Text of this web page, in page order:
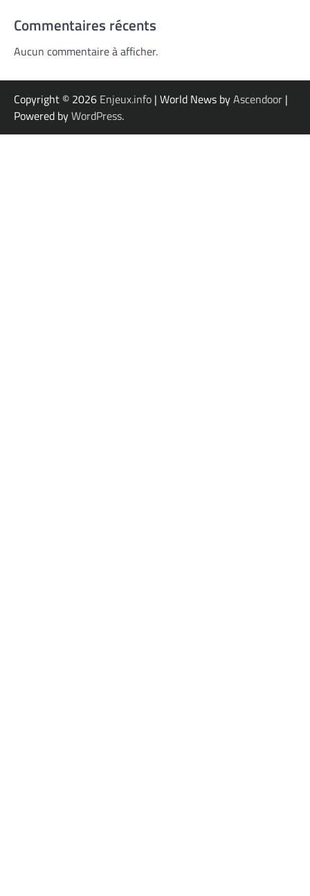
Commentaires récents
Aucun commentaire à afficher.
Copyright © 2026 Enjeux.info | World News byAscendoor |
Powered byWordPress.